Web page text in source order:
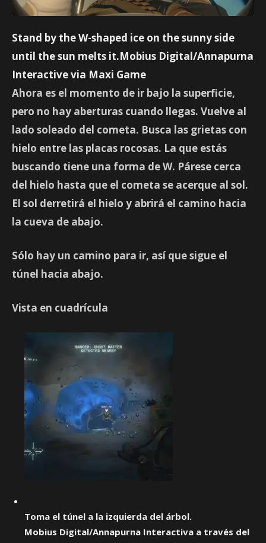
Stand by the W-shaped ice on the sunny side
until the sun melts it.Mobius Digital/Annapurna
Interactive via Maxi Game
Ahora es el momento de ir bajo la superficie,
pero no hay aberturas cuando llegas. Vuelve al
lado soleado del cometa. Busca las grietas con
hielo entre las placas rocosas. La que estás
buscando tiene una forma de W. Párese cerca
del hielo hasta que el cometa se acerque al sol.
El sol derretirá el hielo y abrirá el camino hacia
la cueva de abajo.
Sólo hay un camino para ir, así que sigue el
túnel hacia abajo.
Vista en cuadrícula
Toma el túnel a la izquierda del árbol.
Mobius Digital/Annapurna Interactiva a través del